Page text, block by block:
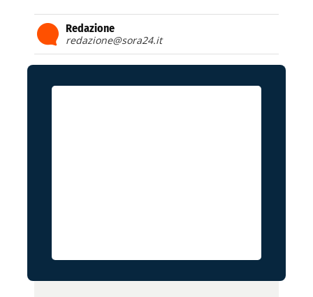
Redazione
redazione@sora24.it